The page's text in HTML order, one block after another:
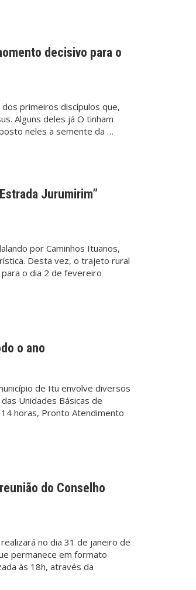
decisivo para o
primeiros discípulos que,
Alguns deles já O tinham
neles a semente da …
Jurumirim”
por Caminhos Ituanos,
Desta vez, o trajeto rural
para o dia 2 de fevereiro
o ano
de Itu envolve diversos
Unidades Básicas de
horas, Pronto Atendimento
do Conselho
no dia 31 de janeiro de
permanece em formato
às 18h, através da